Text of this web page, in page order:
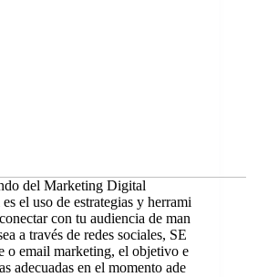
del Marketing Digital
el uso de estrategias y herrami
con tu audiencia de man
a través de redes sociales, SE
o email marketing, el objetivo e
adecuadas en el momento ade